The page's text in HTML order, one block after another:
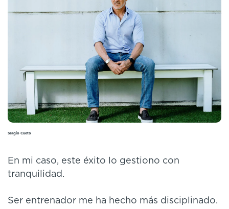
Sergio Cueto
En mi caso, este éxito lo gestiono con
tranquilidad.
Ser entrenador me ha hecho más disciplinado.